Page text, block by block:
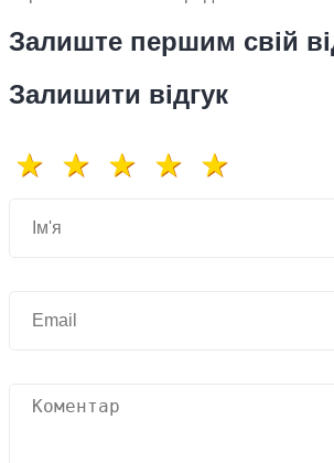
Залиште першим свій
Залишити відгук